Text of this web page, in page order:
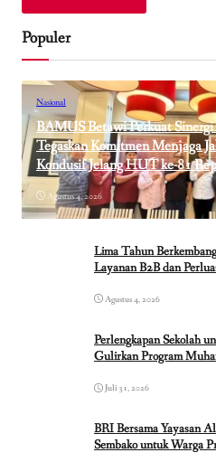
Populer
Nasional
BAMUS Betawi Perkuat Sinergi
Tegaskan Komitmen Menjaga
Kondusif Jelang HUT ke-81
Agustus 4, 2026
Lima Tahun
Layanan B2B dan
Agustus 4, 2026
Perlengkapan Sekolah
Gulirkan Program
Juli 31, 2026
BRI Bersama Yayasan
Sembako untuk Warga